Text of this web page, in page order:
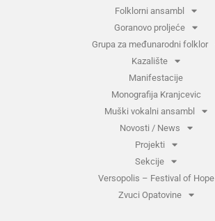
Folklorni ansambl
Goranovo proljeće
Grupa za međunarodni folklor
Kazalište
Manifestacije
Monografija Kranjcevic
Muški vokalni ansambl
Novosti / News
Projekti
Sekcije
Versopolis – Festival of Hope
Zvuci Opatovine